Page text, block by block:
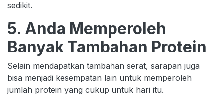
sedikit.
5. Anda Memperoleh
Banyak Tambahan Protein
Selain mendapatkan tambahan serat, sarapan juga
bisa menjadi kesempatan lain untuk memperoleh
jumlah protein yang cukup untuk hari itu.